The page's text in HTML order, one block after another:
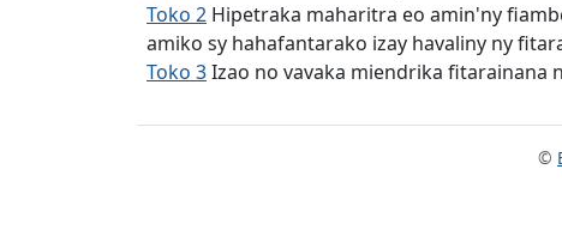
Toko 2 Hipetraka maharitra eo amin'ny
amiko sy hahafantarako izay havaliny ny
Toko 3Izao no vavaka miendrika fitarainana
©